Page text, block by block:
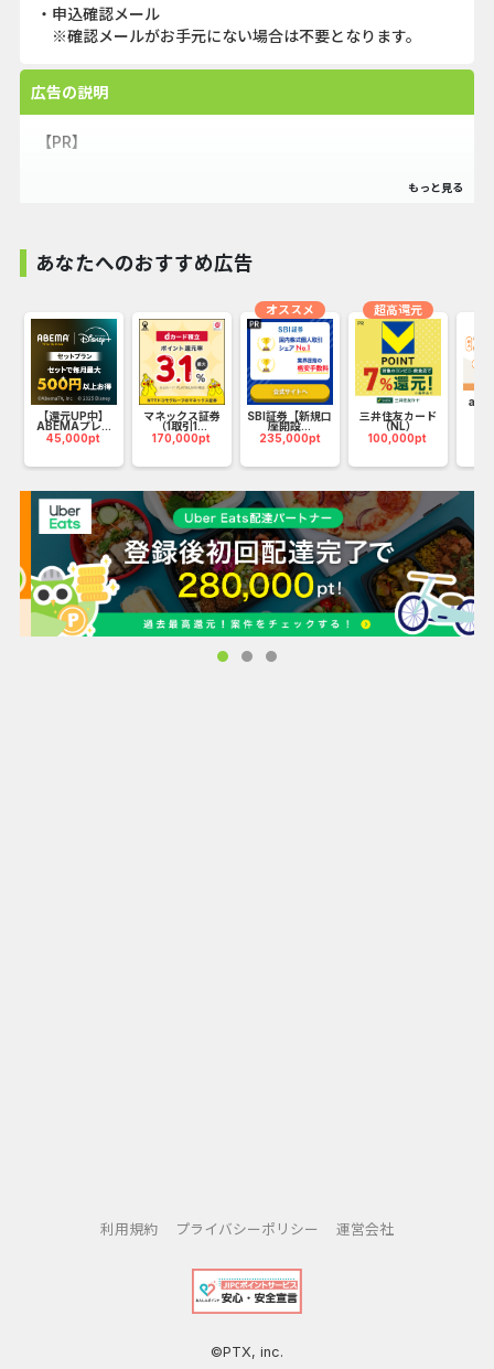
・申込確認メール
※確認メールがお手元にない場合は不要となります。
広告の説明
【PR】
2.操作がカンタン
◇おすすめポイント
1.利用率No.1のPOSレジアプリ※1
2.軽減税率対策をカンタンにできる
3.Airペイなどのサービスと連携して業務をもっと便利にでき
る
※1 調査主体：株式会社リクルート /
調査委託先：マクロミル /
調査実施時期：2023年12月4日（月）〜2023年12月11日
（月） /
対象者条件：全国の飲食業・小売業・サービス業で、
勤務先の店舗や施設でレジ導入決定権のある、
あなたへのおすすめ広告
【還元UP中】
ABEMAプレ...
45,000pt
マネックス証券
（1取引1...
170,000pt
SBI証券【新規口
座開設...
235,000pt
オススメ
三井住友カード
（NL）
100,000pt
超高還元
au
利用規約 プライバシーポリシー 運営会社
©PTX, inc.